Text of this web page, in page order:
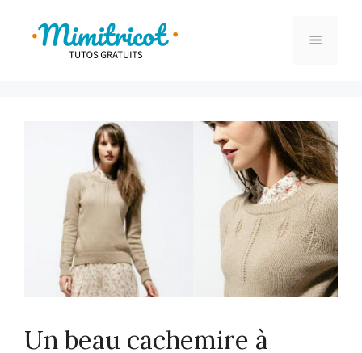
contenu
Menu
Un beau cachemire à